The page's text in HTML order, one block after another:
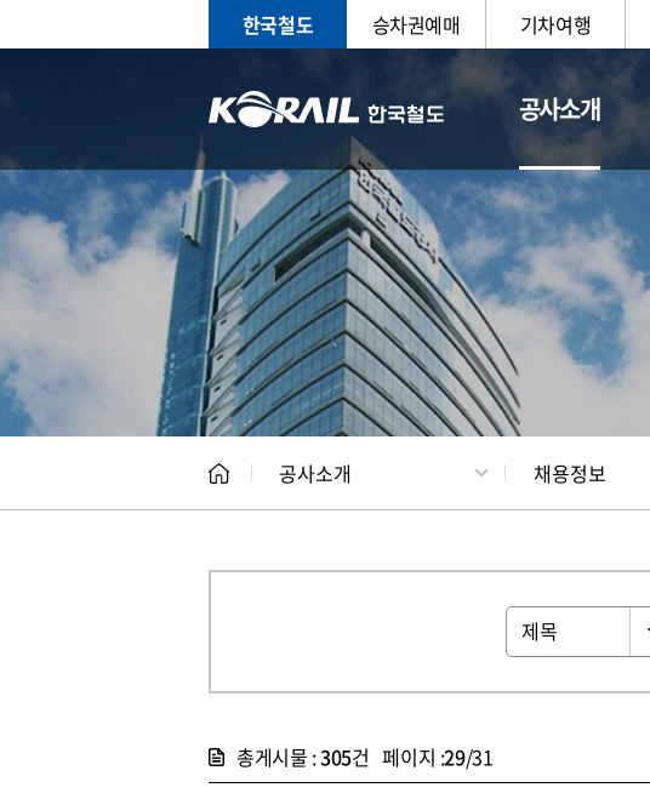
한국철도 승차권예매 기차여행
공사소개
CEO 일반현황
공사소개 채용정보
총게시물 :305건 페이지 :29/31